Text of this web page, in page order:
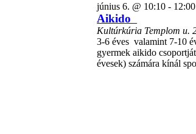
június 6. @ 10:10 - 12:00
Aikido
Kultúrkúria Templom u.
3-6 éves valamint 7-10
gyermek aikido
évesek) számára kínál